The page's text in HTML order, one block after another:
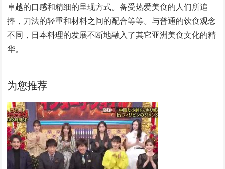
卓越的口感和精细的呈现方式。备受热爱美食的人们所追
捧，刀法的轻重和材料之间的配合等等。与普通的饮食观念
不同，日本料理的发展不断地融入了其它亚洲美食文化的精
华。
为您推荐